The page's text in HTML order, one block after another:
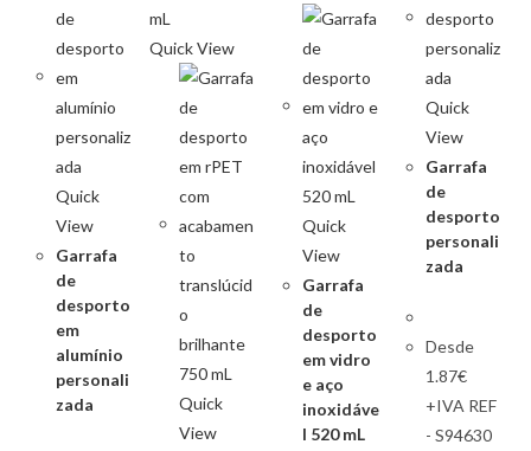
Quick
View
Garrafa
de
desporto
em
alumínio
personali
zada
Quick View
Quick
View
Quick
View
Garrafa
de
desporto
em vidro
e aço
inoxidáve
l 520 mL
Quick
View
Garrafa
de
desporto
personali
zada
Desde
1.87€
+IVA REF
- S94630